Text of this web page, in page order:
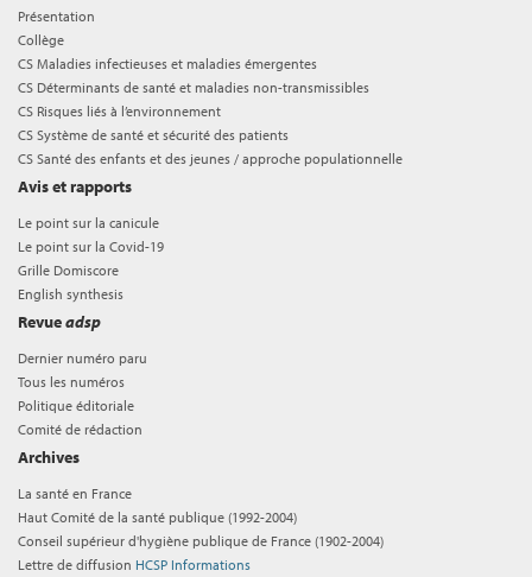
Présentation
Collège
CS Maladies infectieuses et maladies émergentes
CS Déterminants de santé et maladies non-transmissibles
CS Risques liés à l’environnement
CS Système de santé et sécurité des patients
CS Santé des enfants et des jeunes / approche populationnelle
Avis et rapports
Le point sur la canicule
Le point sur la Covid-19
Grille Domiscore
English synthesis
Revueadsp
Dernier numéro paru
Tous les numéros
Politique éditoriale
Comité de rédaction
Archives
La santé en France
Haut Comité de la santé publique (1992-2004)
Conseil supérieur d'hygiène publique de France (1902-2004)
Lettre de diffusion HCSP Informations